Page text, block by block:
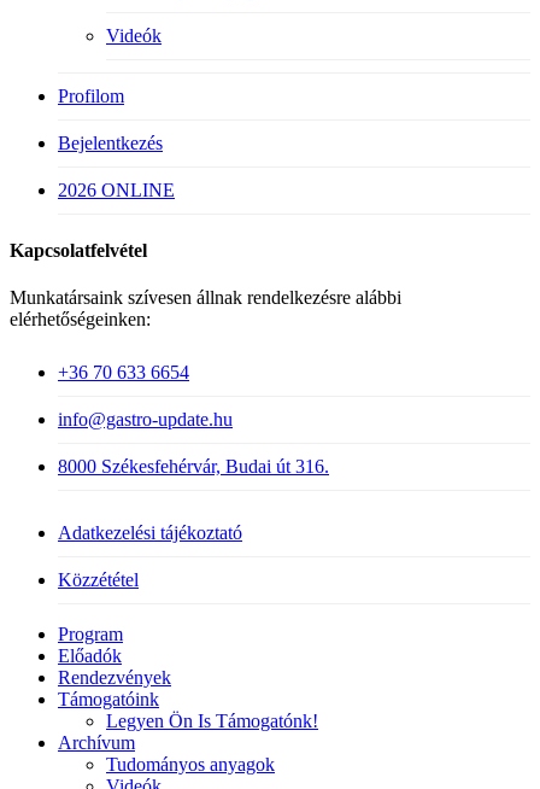
Videók
Profilom
Bejelentkezés
2026 ONLINE
Kapcsolatfelvétel
Munkatársaink szívesen állnak rendelkezésre alábbi
elérhetőségeinken:
+36 70 633 6654
info@gastro-update.hu
8000 Székesfehérvár, Budai út 316.
Adatkezelési tájékoztató
Közzététel
Close
Menu
Program
Előadók
Rendezvények
Támogatóink
Legyen Ön Is Támogatónk!
Archívum
Tudományos anyagok